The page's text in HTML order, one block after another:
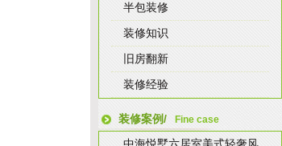
半包装修
装修知识
旧房翻新
装修经验
装修案例/ Fine case